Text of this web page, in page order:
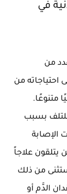
في
من
من
متنوعًا.
بسبب
الإصابة
يتلقون علاجاً
من ذلك
الدَّم أو